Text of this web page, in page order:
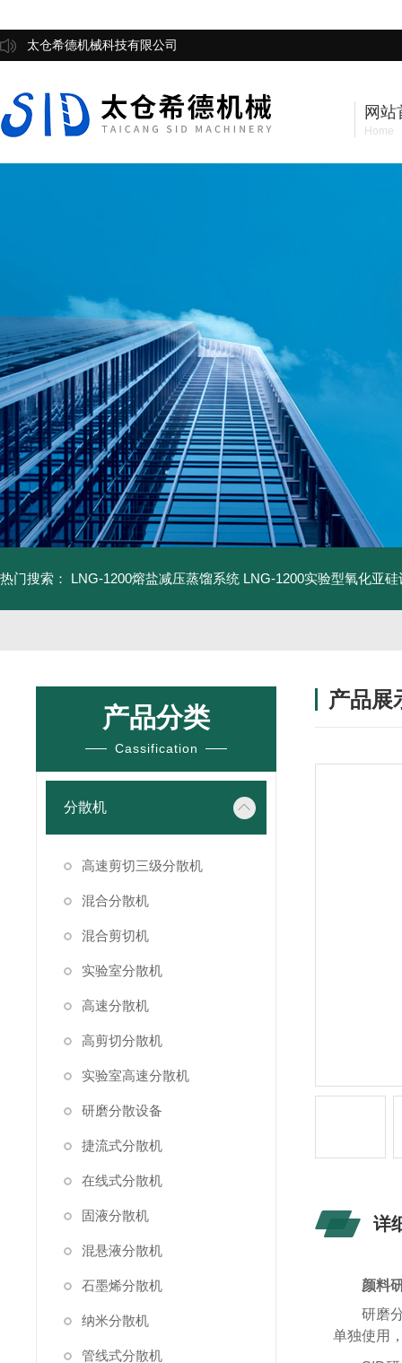
太仓希德机械科技有限公司
网站
Home
热门搜索： LNG-1200熔盐减压蒸馏系统 LNG-1200实验型氧化亚硅
产品分类
Cassification
分散机
高速剪切三级分散机
混合分散机
混合剪切机
实验室分散机
高速分散机
高剪切分散机
实验室高速分散机
研磨分散设备
捷流式分散机
在线式分散机
固液分散机
混悬液分散机
石墨烯分散机
纳米分散机
管线式分散机
产品展
详
颜料
研磨
单独使用